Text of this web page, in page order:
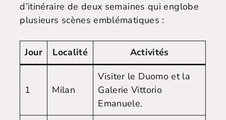
d’itinéraire de deux semaines qui englobe
plusieurs scènes emblématiques :
Jour Localité Activités
1 Milan
Visiter le Duomo et la
Galerie Vittorio
Emanuele.